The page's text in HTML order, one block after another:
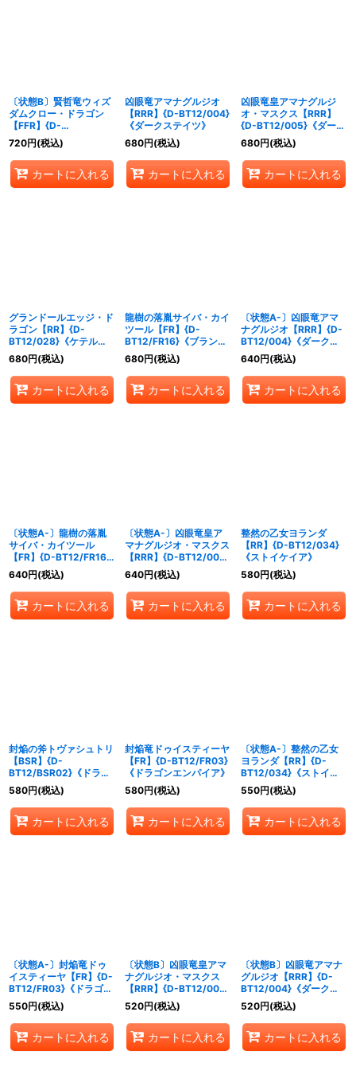
〔状態B〕賢哲竜ウィズ
ダムクロー・ドラゴン
【FFR】{D-
BT12/FFR11}《ケテルサ
ンクチュアリ》
720円(税込)
カートに入れる
凶眼竜アマナグルジオ
【RRR】{D-BT12/004}
《ダークステイツ》
680円(税込)
カートに入れる
凶眼竜皇アマナグルジ
オ・マスクス【RRR】
{D-BT12/005}《ダーク
ステイツ》
680円(税込)
カートに入れる
グランドールエッジ・ド
ラゴン【RR】{D-
BT12/028}《ケテルサ
ンクチュアリ》
680円(税込)
カートに入れる
龍樹の落胤サイバ・カイ
ツール【FR】{D-
BT12/FR16}《ブラント
ゲート》
680円(税込)
カートに入れる
〔状態A-〕凶眼竜アマ
ナグルジオ【RRR】{D-
BT12/004}《ダークス
テイツ》
640円(税込)
カートに入れる
〔状態A-〕龍樹の落胤
サイバ・カイツール
【FR】{D-BT12/FR16}
《ブラントゲート》
640円(税込)
カートに入れる
〔状態A-〕凶眼竜皇ア
マナグルジオ・マスクス
【RRR】{D-BT12/005}
《ダークステイツ》
640円(税込)
カートに入れる
整然の乙女ヨランダ
【RR】{D-BT12/034}
《ストイケイア》
580円(税込)
カートに入れる
封焔の斧トヴァシュトリ
【BSR】{D-
BT12/BSR02}《ドラゴ
ンエンパイア》
580円(税込)
カートに入れる
封焔竜ドゥイスティーヤ
【FR】{D-BT12/FR03}
《ドラゴンエンパイア》
580円(税込)
カートに入れる
〔状態A-〕整然の乙女
ヨランダ【RR】{D-
BT12/034}《ストイケ
イア》
550円(税込)
カートに入れる
〔状態A-〕封焔竜ドゥ
イスティーヤ【FR】{D-
BT12/FR03}《ドラゴン
エンパイア》
550円(税込)
カートに入れる
〔状態B〕凶眼竜皇アマ
ナグルジオ・マスクス
【RRR】{D-BT12/005}
《ダークステイツ》
520円(税込)
カートに入れる
〔状態B〕凶眼竜アマナ
グルジオ【RRR】{D-
BT12/004}《ダークス
テイツ》
520円(税込)
カートに入れる